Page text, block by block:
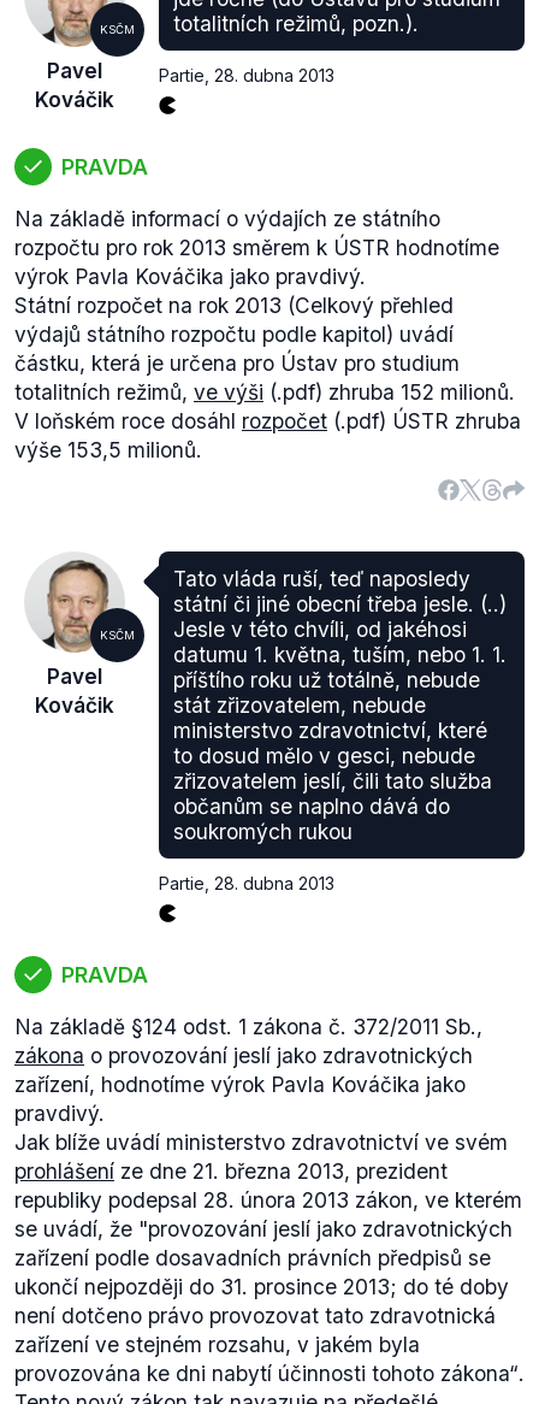
181/2007 Sb. o Ústavu pro studium totalitních
režimů a o Archivu bezpečnostních složek a o
změně některých zákonů do působnosti Rady náleží
jmenovat a odvolávat ředitele a dohlížet na jeho
Dle jednacího řádu je Rada "
je-li přítomna nadpoloviční většina všech jejích
členů. K platnosti usnesení Rady je třeba souhlasu
nadpoloviční většiny všech jejích členů " (čl.5, odst.
3). Hlasování o odvolání ředitele není v jednacím
řádu nijak zvláštně upraveno.
Při odvolání ředitele Hermana 10. dubna 2013 měla
Rada šest členů, k odvolání tedy stačily čtyři hlasy.
Ředitel Herman byl odvolán většinoupětihlasů.
Na základě dostupných informací o volbě členů
Rady ÚSTR a podmínkách odvolání ředitele ÚSTR
hodnotíme výrok Pavla Kováčika jako zavádějící.
KSČM
Pavel
Kováčik
totalitních režimů, pozn.).
Partie 28. dubna 2013
PRAVDA
Na základě informací o výdajích ze státního
rozpočtu pro rok 2013 směrem k ÚSTR hodnotíme
výrok Pavla Kováčika jako pravdivý.
Státní rozpočet na rok 2013 (Celkový přehled
výdajů státního rozpočtu podle kapitol) uvádí
částku, která je určena pro Ústav pro studium
totalitních režimů, ve výši (.pdf) zhruba 152 milionů.
V loňském roce dosáhl rozpočet (.pdf) ÚSTR zhruba
výše 153,5 milionů.
KSČM
Pavel
Kováčik
Tato vláda ruší, teď naposledy
státní či jiné obecní třeba jesle. (..)
Jesle v této chvíli, od jakéhosi
datumu 1. května, tuším, nebo 1. 1.
příštího roku už totálně, nebude
stát zřizovatelem, nebude
ministerstvo zdravotnictví, které
to dosud mělo v gesci, nebude
zřizovatelem jeslí, čili tato služba
občanům se naplno dává do
soukromých rukou
Partie 28. dubna 2013
PRAVDA
Na základě §124 odst. 1 zákona č. 372/2011 Sb.,
zákona o provozování jeslí jako zdravotnických
zařízení, hodnotíme výrok Pavla Kováčika jako
pravdivý.
Jak blíže uvádí ministerstvo zdravotnictví ve svém
prohlášení ze dne 21. března 2013, prezident
republiky podepsal 28. února 2013 zákon, ve kterém
se uvádí, že "provozování jeslí jako zdravotnických
zařízení podle dosavadních právních předpisů se
ukončí nejpozději do 31. prosince 2013; do té doby
není dotčeno právo provozovat tato zdravotnická
zařízení ve stejném rozsahu, v jakém byla
provozována ke dni nabytí účinnosti tohoto zákona“.